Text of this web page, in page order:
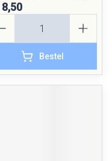
Bestel